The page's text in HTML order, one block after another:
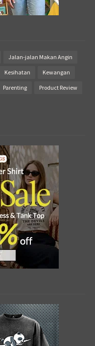
Jalan-jalan Makan Angin
Kesihatan Kewangan
Parenting Product Review